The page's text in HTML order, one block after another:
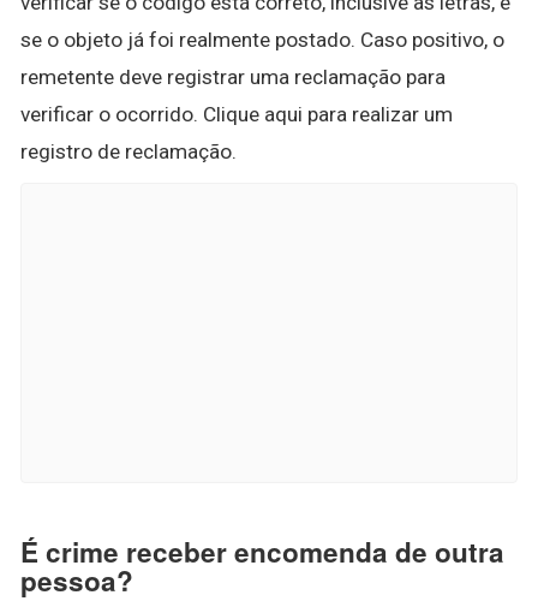
se o objeto já foi realmente postado. Caso positivo, o
remetente deve registrar uma reclamação para
verificar o ocorrido. Clique aqui para realizar um
registro de reclamação.
É crime receber encomenda de outra
pessoa?